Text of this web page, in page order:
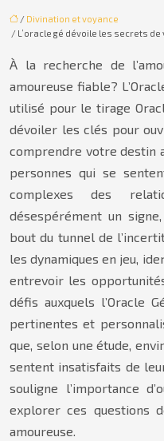
/ Divination et voyance
/ L’oracle gé dévoile les secrets
À la recherche de
amoureuse fiable?
utilisé pour le tirage
dévoiler les clés pour
comprendre votre destin
personnes qui se
complexes des
désespérément un
bout du tunnel de
les dynamiques en jeu,
entrevoir les
défis auxquels l’Oracle
pertinentes et
que, selon une étude,
sentent insatisfaits de
souligne l’importance
explorer ces questions
amoureuse.